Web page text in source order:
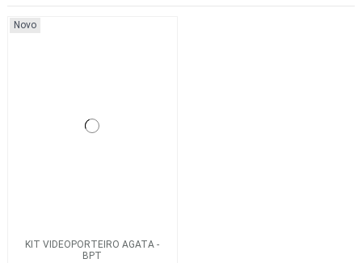
Novo
KIT VIDEOPORTEIRO AGATA -
BPT